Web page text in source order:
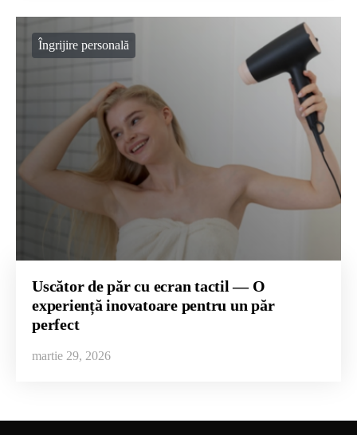
Îngrijire personală
Uscător de păr cu ecran tactil — O
experiență inovatoare pentru un păr
perfect
martie 29, 2026